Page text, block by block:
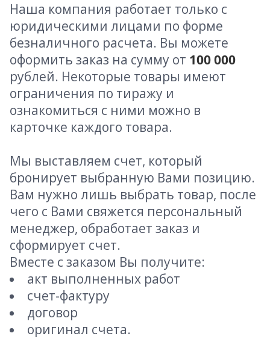
Наша компания работает только с
юридическими лицами по форме
безналичного расчета. Вы можете
оформить заказ на сумму от 100 000
рублей. Некоторые товары имеют
ограничения по тиражу и
ознакомиться с ними можно в
карточке каждого товара.
Мы выставляем счет, который
бронирует выбранную Вами позицию.
Вам нужно лишь выбрать товар, после
чего с Вами свяжется персональный
менеджер, обработает заказ и
сформирует счет.
Вместе с заказом Вы получите:
акт выполненных работ
счет-фактуру
договор
оригинал счета.